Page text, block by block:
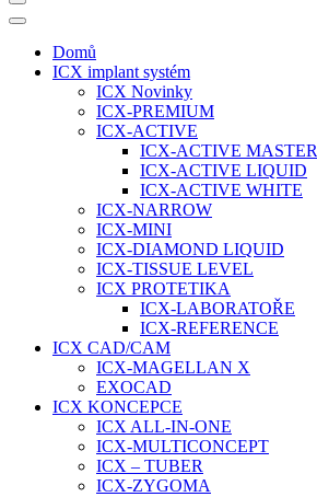
Domů
ICX implant systém
ICX Novinky
ICX-PREMIUM
ICX-ACTIVE
ICX-ACTIVE MASTER
ICX-ACTIVE LIQUID
ICX-ACTIVE WHITE
ICX-NARROW
ICX-MINI
ICX-DIAMOND LIQUID
ICX-TISSUE LEVEL
ICX PROTETIKA
ICX-LABORATOŘE
ICX-REFERENCE
ICX CAD/CAM
ICX-MAGELLAN X
EXOCAD
ICX KONCEPCE
ICX ALL-IN-ONE
ICX-MULTICONCEPT
ICX – TUBER
ICX-ZYGOMA